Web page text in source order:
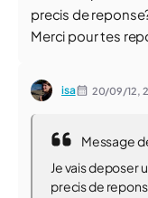
precis de
Merci pour tes
isa 20/09/12,
Message
Je vais deposer
precis de